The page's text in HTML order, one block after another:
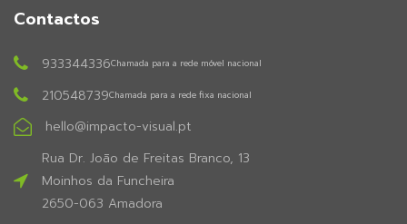
Contactos
933344336Chamada para a rede móvel nacional
210548739Chamada para a rede fixa nacional
hello@impacto-visual.pt
Rua Dr. João de Freitas Branco, 13
Moinhos da Funcheira
2650-063 Amadora